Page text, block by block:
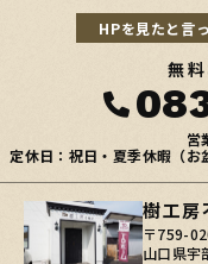
HPを見たと言
無
営
定休日：祝日・夏季休暇（お
樹工房
〒759-
山口県宇